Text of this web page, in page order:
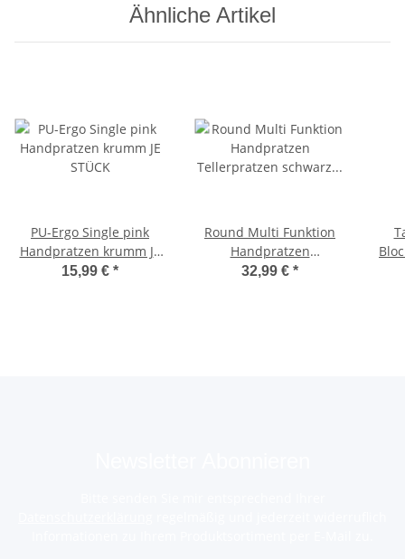
Ähnliche Artikel
PU-Ergo Single pink
Handpratzen krumm JE
STÜCK
15,99 € *
Round Multi Funktion
Handpratzen
Tellerpratzen schwarz
32,99 € *